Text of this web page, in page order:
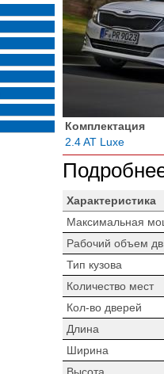
Комплектация
2.4 AT Luxe
Характеристика
Максимальная
Рабочий объем
Тип кузова
Количество мест
Кол-во дверей
Длина
Ширина